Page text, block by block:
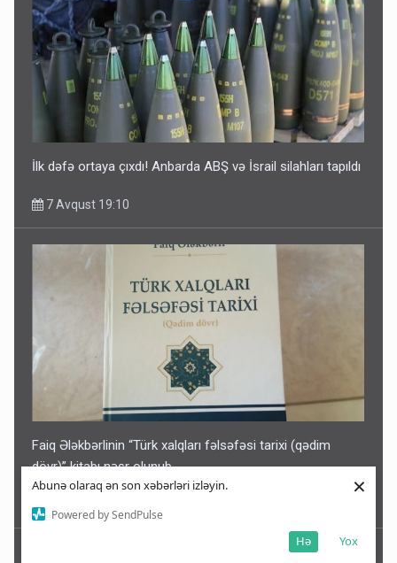
Abunə olaraq ən son xəbərləri izləyin.
Powered by SendPulse
Yox
Hə
×
İlk dəfə ortaya çıxdı! Anbarda ABŞ və İsrail silahları tapıldı
7 Avqust 19:10
Faiq Ələkbərlinin “Türk xalqları fəlsəfəsi tarixi (qədim
dövr)” kitabı nəşr olunub
7 Avqust 18:15